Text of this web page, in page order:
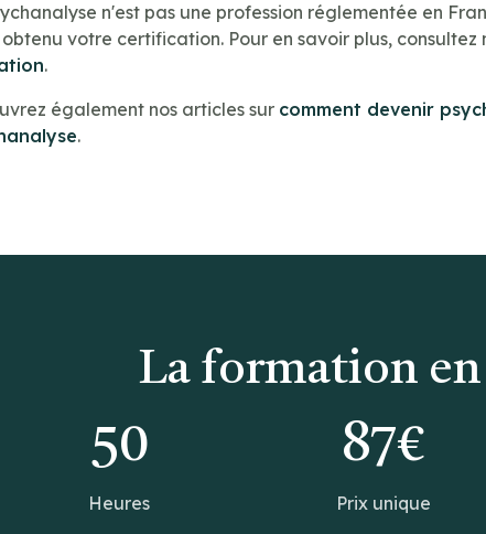
n'est pas une profession réglementée en
votre certification. Pour en savoir plus, consultez
.
également nos articles sur comment devenir
.
La formation
50
Heures
87€
Prix unique